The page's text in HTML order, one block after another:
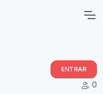
ENTRAR
0